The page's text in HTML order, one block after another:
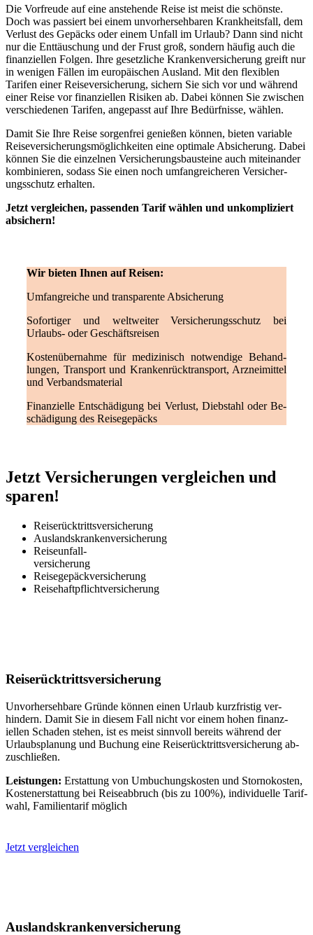
Die Vorfreude auf eine an­stehende Reise ist meist die schönste.
Doch was passiert bei einem un­vor­her­seh­baren Krank­heits­fall, dem
Ver­lust des Gepäcks oder einem Un­fall im Urlaub? Dann sind nicht
nur die Ent­täuschung und der Frust groß, sondern häufig auch die
finanziellen Folgen. Ihre gesetzliche Kranken­ver­sicher­ung greift nur
in wenigen Fällen im euro­päischen Aus­land. Mit den flexiblen
Tarifen einer Reise­ver­sicher­ung, sichern Sie sich vor und während
einer Reise vor finanziellen Risiken ab. Dabei können Sie zwischen
ver­schiedenen Tarifen, ange­passt auf Ihre Bedürfnisse, wählen.
Damit Sie Ihre Reise sorgen­frei ge­nießen können, bieten variable
Reise­ver­sicher­ungs­möglich­keiten eine optimale Ab­sicher­ung. Dabei
können Sie die einzelnen Ver­sicher­ungs­bau­steine auch mit­einander
kombinieren, sodass Sie einen noch umfang­reicheren Ver­sicher­
ungs­schutz erhalten.
Jetzt vergleichen, passenden Tarif wählen und unkompliziert
absichern!
Wir bieten Ihnen auf Reisen:
Umfang­reiche und transparente Absicherung
Sofortiger und welt­weiter Ver­sicher­ungs­schutz bei
Urlaubs- oder Geschäfts­reisen
Kosten­über­nahme für medizinisch not­wendige Be­hand­
lungen, Transport und Kranken­rück­transport, Arznei­mittel
und Verbands­material
Finanzielle Ent­schädi­gung bei Verlust, Dieb­stahl oder Be­
schädi­gung des Reise­gepäcks
Jetzt Versicherungen vergleichen und
sparen!
Reise­rücktritts­versicherung
Auslands­kranken­versicherung
Reiseunfall-
versicherung
Reise­gepäck­versicherung
Reise­haftpflicht­versicherung
Reise­rück­tritts­versicherung
Unvor­her­seh­bare Gründe können einen Urlaub kurz­fristig ver­
hindern. Damit Sie in diesem Fall nicht vor einem hohen finanz­
iellen Schaden stehen, ist es meist sinn­voll bereits während der
Urlaubs­planung und Buchung eine Reise­rück­tritts­ver­sicher­ung ab­
zu­schließen.
Leistungen: Er­stattung von Um­buch­ungs­kosten und Storno­kosten,
Kosten­er­stattung bei Reise­abbruch (bis zu 100%), individuelle Tarif­
wahl, Familien­tarif möglich
Jetzt vergleichen
Auslands­kranken­versicherung